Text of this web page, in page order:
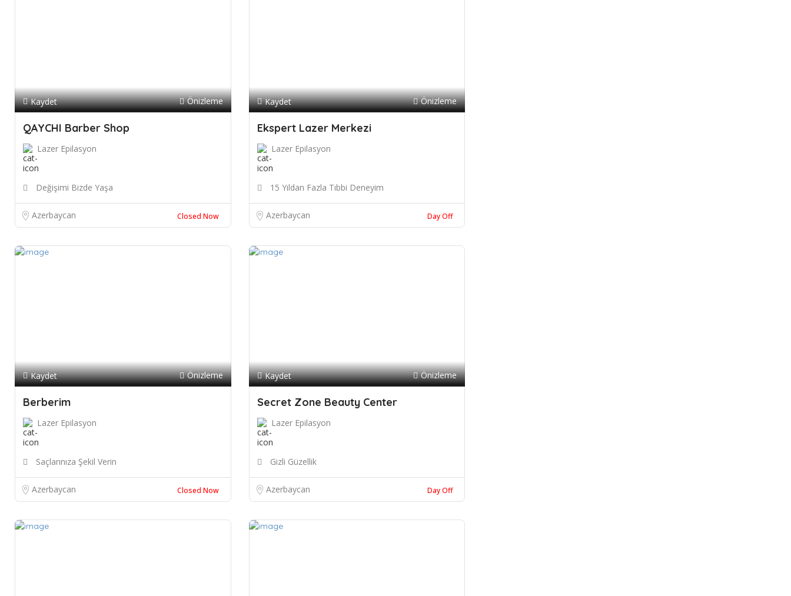
Kaydet Önizleme
QAYCHI Barber Shop
Lazer Epilasyon
Değişimi Bizde Yaşa
Azerbaycan Closed Now
Kaydet Önizleme
Ekspert Lazer Merkezi
Lazer Epilasyon
15 Yıldan Fazla Tıbbi Deneyim
Azerbaycan Day Off
Kaydet Önizleme
Berberim
Lazer Epilasyon
Saçlarınıza Şekil Verin
Azerbaycan Closed Now
Kaydet Önizleme
Secret Zone Beauty Center
Lazer Epilasyon
Gizli Güzellik
Azerbaycan Day Off